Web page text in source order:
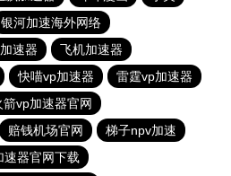
银河加速海外网络
速器
飞机加速器
快喵vp加速器
雷霆vp加速器
箭vp加速器官网
赔钱机场官网
梯子npv加速
速器官网下载